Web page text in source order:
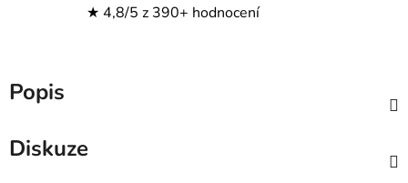
★ 4,8/5 z 390+ hodnocení
Popis
Diskuze